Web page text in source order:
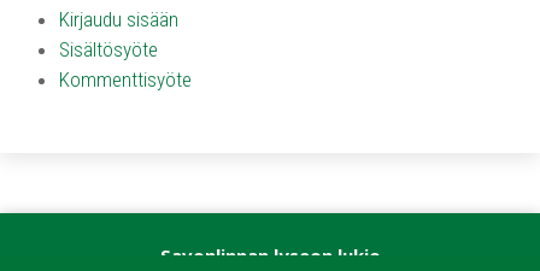
Kirjaudu sisään
Sisältösyöte
Kommenttisyöte
Savonlinnan lyseon lukio